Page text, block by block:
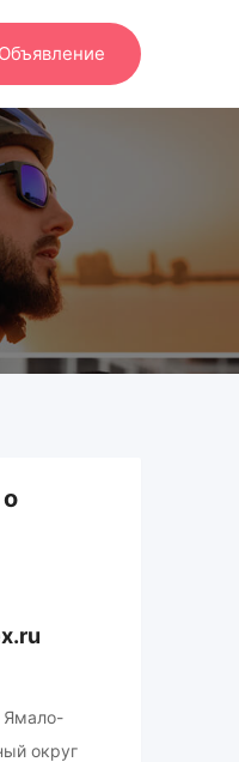
Объявление
Ямало-
округ